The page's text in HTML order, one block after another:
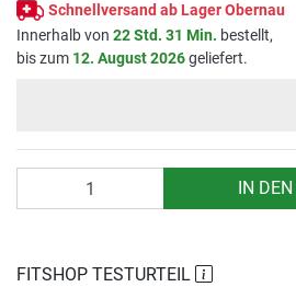
Schnellversand ab Lager Obernau
Innerhalb von 22 Std. 31 Min. bestellt,
bis zum 12. August 2026geliefert.
IN
FITSHOP TESTURTEIL